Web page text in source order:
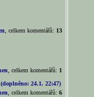
, celkem komentářů: 13
, celkem komentářů: 1
24.1. 22:47)
, celkem komentářů: 6